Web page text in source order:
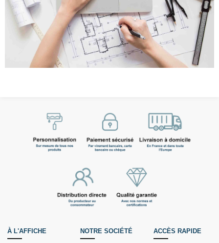
À L'AFFICHE NOTRE SOCIÉTÉ ACCÈS RAPIDE